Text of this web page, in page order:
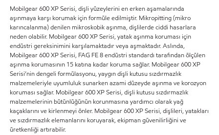
Mobilgear 600 XP Serisi, dişli yüzeylerini en erken aşamalarında
aşınmaya karşı korumak için formüle edilmiştir. Mikropitting (mikro
karıncalanma) denilen mikroskobik aşınma, dişlilerde ciddi hasarlara
neden olabilir. Mobilgear 600 XP Serisi, yatak aşınma koruması için
endüstri gereksinimini karşılamaktadır veya aşmaktadır. Aslında,
Mobilgear 600 XP Serisi, FAG FE 8 endüstri standardı tarafından ölçülen
aşınma korumasının 15 katına kadar koruma sağlar. Mobilgear 600 XP
Serisi’nin dengeli formülasyonu, yaygın dişli kutusu sızdırmazlık
malzemeleriyle uyumluluk sunarken azami düzeyde aşınma ve korozyon
koruması sağlar. Mobilgear 600 XP Serisi, dişli kutusu sızdırmazlık
malzemelerinin bütünlüğünün korunmasına yardımcı olarak yağ
kaçaklarını ve kirlenmeyi önler. Mobilgear 600 XP Serisi, dişlileri, yatakları
ve sızdırmazlık elemanlarını koruyarak, ekipman güvenilirliğini ve
üretkenliği artırabilir.